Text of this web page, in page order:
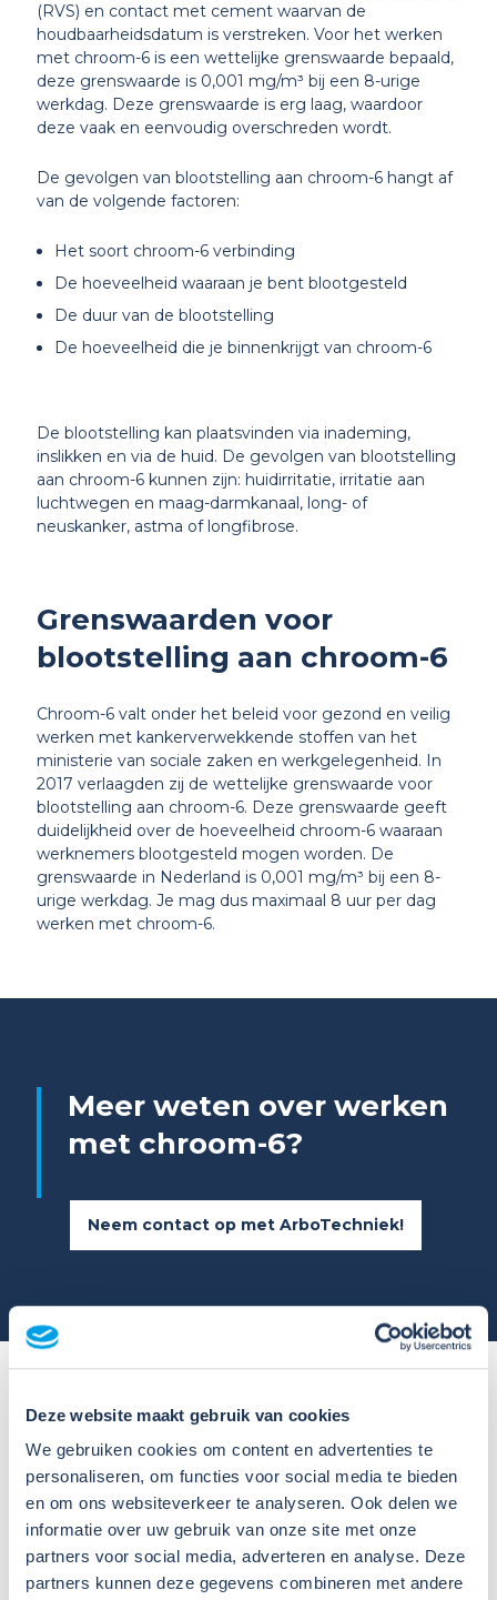
Deze website maakt gebruik van cookies
We gebruiken cookies om content en advertenties te
personaliseren, om functies voor social media te bieden
en om ons websiteverkeer te analyseren. Ook delen we
informatie over uw gebruik van onze site met onze
partners voor social media, adverteren en analyse. Deze
partners kunnen deze gegevens combineren met andere
(RVS) en contact met cement waarvan de
houdbaarheidsdatum is verstreken. Voor het werken
met chroom-6 is een wettelijke grenswaarde bepaald,
deze grenswaarde is 0,001 mg/m³ bij een 8-urige
werkdag. Deze grenswaarde is erg laag, waardoor
deze vaak en eenvoudig overschreden wordt.
De gevolgen van blootstelling aan chroom-6 hangt af
van de volgende factoren:
Het soort chroom-6 verbinding
De hoeveelheid waaraan je bent blootgesteld
De duur van de blootstelling
De hoeveelheid die je binnenkrijgt van chroom-6
De blootstelling kan plaatsvinden via inademing,
inslikken en via de huid. De gevolgen van blootstelling
aan chroom-6 kunnen zijn: huidirritatie, irritatie aan
luchtwegen en maag-darmkanaal, long- of
neuskanker, astma of longfibrose.
Grenswaarden voor
blootstelling aan chroom-6
Chroom-6 valt onder het beleid voor gezond en veilig
werken met kankerverwekkende stoffen van het
ministerie van sociale zaken en werkgelegenheid. In
2017 verlaagden zij de wettelijke grenswaarde voor
blootstelling aan chroom-6. Deze grenswaarde geeft
duidelijkheid over de hoeveelheid chroom-6 waaraan
werknemers blootgesteld mogen worden. De
grenswaarde in Nederland is 0,001 mg/m³ bij een 8-
urige werkdag. Je mag dus maximaal 8 uur per dag
werken met chroom-6.
Meer weten over werken
met chroom-6?
Neem contact op met ArboTechniek!
Dit zegt de Europese
wetgeving over werken
met chroom-6
Ook de EU heeft regels opgesteld voor werken met
chroom-6. Zij heeft bepaald dat het gebruik van een